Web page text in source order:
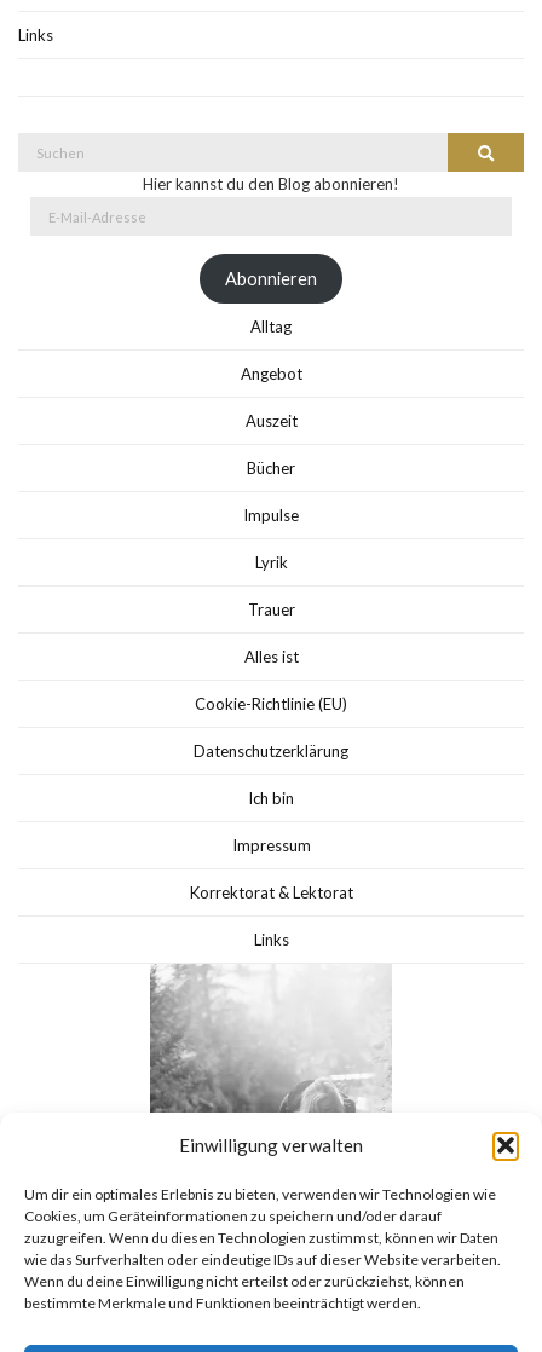
Einwilligung verwalten
Um dir ein optimales Erlebnis zu bieten, verwenden wir Technologien wie
Cookies, um Geräteinformationen zu speichern und/oder darauf
zuzugreifen. Wenn du diesen Technologien zustimmst, können wir Daten
wie das Surfverhalten oder eindeutige IDs auf dieser Website verarbeiten.
Wenn du deine Einwilligung nicht erteilst oder zurückziehst, können
bestimmte Merkmale und Funktionen beeinträchtigt werden.
Links
Suche
Suchen
Hier kannst du den Blog abonnieren!
Abonnieren
Alltag
Angebot
Auszeit
Bücher
Impulse
Lyrik
Trauer
Alles ist
Cookie-Richtlinie (EU)
Datenschutzerklärung
Ich bin
Impressum
Korrektorat & Lektorat
Links